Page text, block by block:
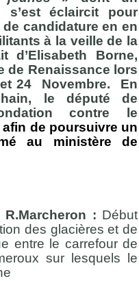
s’est éclaircit pour
candidature en en
à la veille de la
d’Elisabeth Borne,
de Renaissance lors
24 Novembre. En
le député de
contre le
afin de poursuivre un
au ministère de
: Début
des glacières et de
entre le carrefour de
sur lesquels le